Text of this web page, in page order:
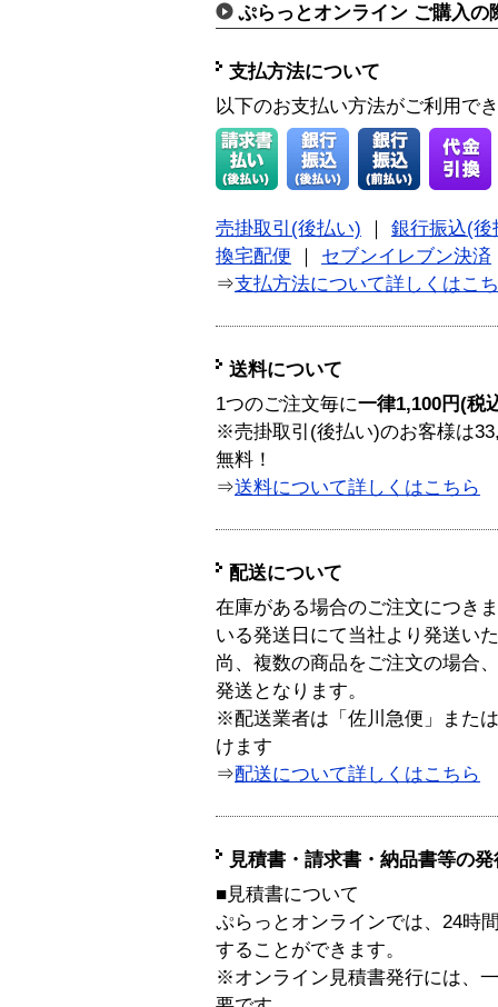
ぷらっとオンライン ご購入の
支払方法について
以下のお支払い方法がご利用で
売掛取引(後払い)
銀行振込(後
換宅配便
セブンイレブン決済
⇒支払方法について詳しくはこ
送料について
1つのご注文毎に一律1,100円(税
※売掛取引(後払い)のお客様は
無料！
⇒送料について詳しくはこちら
配送について
在庫がある場合のご注文につき
いる発送日にて当社より発送い
尚、複数の商品をご注文の場合
発送となります。
※配送業者は「佐川急便」また
けます
⇒配送について詳しくはこちら
見積書・請求書・納品書等の
■見積書について
ぷらっとオンラインでは、24時
することができます。
※オンライン見積書発行には、